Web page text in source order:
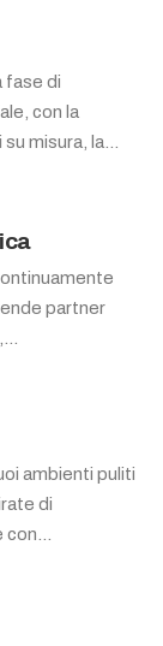
fase di
con la
misura, la...
partner
ambienti puliti
di